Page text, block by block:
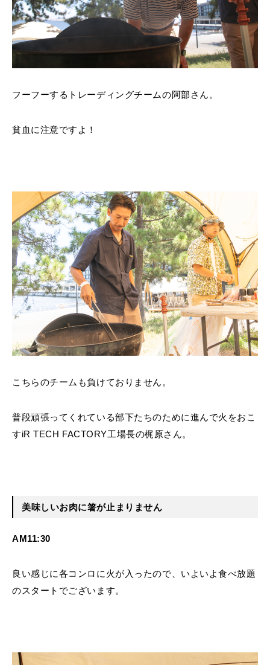
フーフーするトレーディングチームの阿部さん。
貧血に注意ですよ！
こちらのチームも負けておりません。
普段頑張ってくれている部下たちのために進んで火をおこ
すiR TECH FACTORY工場長の梶原さん。
美味しいお肉に箸が止まりません
AM11:30
良い感じに各コンロに火が入ったので、いよいよ食べ放題
のスタートでございます。